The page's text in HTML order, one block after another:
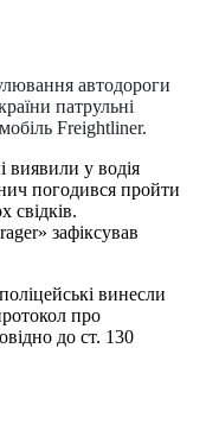
автодороги
патрульні
Freightliner.
виявили у водія
погодився пройти
свідків.
зафіксував
винесли
про
до ст. 130